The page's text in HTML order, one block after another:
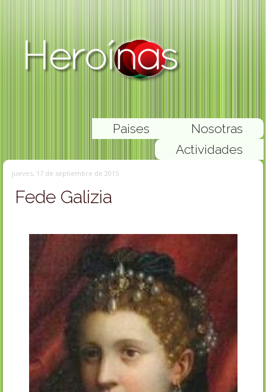
Nosotras
Paises
Actividades
jueves, 17 de septiembre de 2015
Fede Galizia